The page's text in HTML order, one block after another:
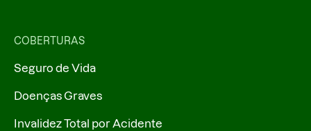
COBERTURAS
Seguro de Vida
Doenças Graves
Invalidez Total por Acidente